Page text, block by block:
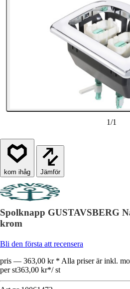
1/1
Jämför
Spolknapp GUSTAVSBERG
krom
Bli den första att recensera
pris — 363,00 kr * Alla priser är inkl.
per st363,00 kr*/ st